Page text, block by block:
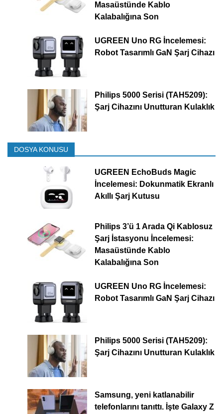
Masaüstünde Kablo
Kalabalığına Son
UGREEN Uno RG İncelemesi:
Robot Tasarımlı GaN Şarj Cihazı
Philips 5000 Serisi (TAH5209):
Şarj Cihazını Unutturan Kulaklık
DOSYA KONUSU
UGREEN EchoBuds Magic
İncelemesi: Dokunmatik Ekranlı
Akıllı Şarj Kutusu
Philips 3’ü 1 Arada Qi Kablosuz
Şarj İstasyonu İncelemesi:
Masaüstünde Kablo
Kalabalığına Son
UGREEN Uno RG İncelemesi:
Robot Tasarımlı GaN Şarj Cihazı
Philips 5000 Serisi (TAH5209):
Şarj Cihazını Unutturan Kulaklık
Samsung, yeni katlanabilir
telefonlarını tanıttı. İşte Galaxy Z